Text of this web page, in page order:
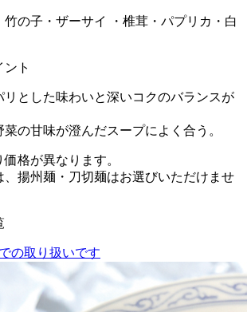
竹の子・ザーサイ ・椎茸・パプリカ・白
ント
リとした味わいと深いコクのバランスが
の甘味が澄んだスープによく合う。
格が異なります。
揚州麺・刀切麺はお選びいただけませ
の取り扱いです